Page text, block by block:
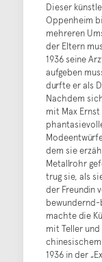
Dieser
Oppenheim
mehreren
der Eltern
1936 seine
aufgeben
durfte er als
Nachdem
mit Max
dem sie
Metallrohr
trug sie, als
der Freundin
bewundernd-
machte die
mit Teller
1936 in der